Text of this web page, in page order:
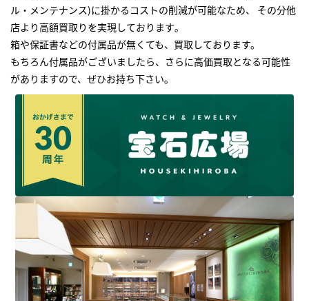
ル・メンテナンス)に掛かるコストの削減が可能なため、 その分他
店より高額買取りを実現しております｡
箱や保証書などの付属品が無くても、買取しております。
もちろん付属品がございましたら、さらに高価買取となる可能性
がありますので、ぜひお持ち下さい｡